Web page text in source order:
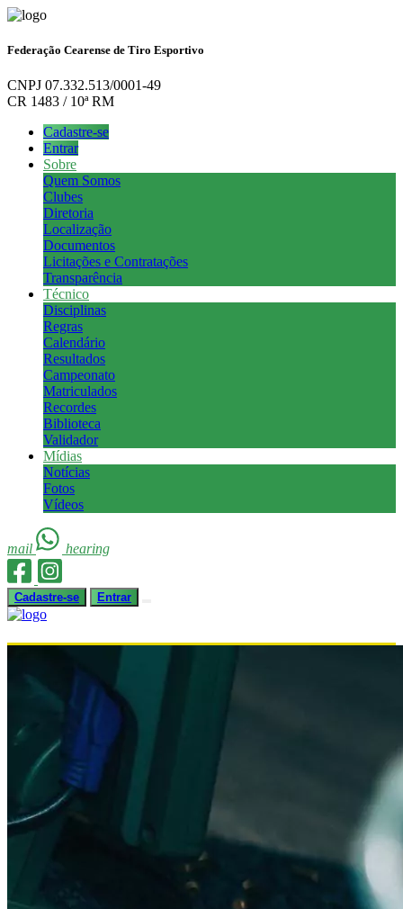
Federação Cearense de Tiro Esportivo
CNPJ 07.332.513/0001-49
CR 1483 / 10ª RM
Cadastre-se
Entrar
Sobre
Quem Somos
Clubes
Diretoria
Localização
Documentos
Licitações e Contratações
Transparência
Técnico
Disciplinas
Regras
Calendário
Resultados
Campeonato
Matriculados
Recordes
Biblioteca
Validador
Mídias
Notícias
Fotos
Vídeos
mail hearing
Cadastre-se Entrar